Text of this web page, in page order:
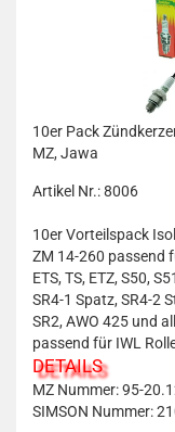
10er Pack
MZ, Jawa
Artikel Nr.: 8006
10er Vorteilspack
ZM 14-260 passend
ETS, TS, ETZ, S50,
SR4-1 Spatz, SR4-2
SR2, AWO 425 und
passend für IWL
DETAILS
MZ Nummer: 95-
SIMSON Nummer: